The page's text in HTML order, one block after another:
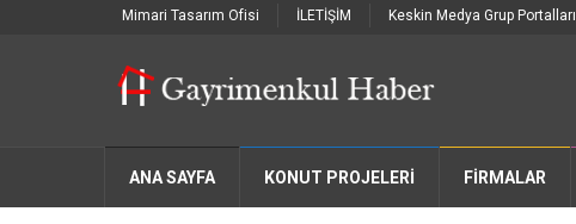
Mimari Tasarım Ofisi İLETİŞİM Keskin Medya Grup Portalları
ANA SAYFA KONUT PROJELERİ FIRMALAR